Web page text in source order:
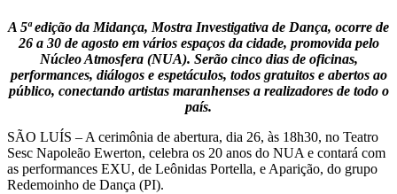
A 5ª edição da Midança, Mostra Investigativa de Dança, ocorre de
26 a 30 de agosto em vários espaços da cidade, promovida pelo
Núcleo Atmosfera (NUA). Serão cinco dias de oficinas,
performances, diálogos e espetáculos, todos gratuitos e abertos ao
público, conectando artistas maranhenses a realizadores de todo o
país.
SÃO LUÍS – A cerimônia de abertura, dia 26, às 18h30, no Teatro
Sesc Napoleão Ewerton, celebra os 20 anos do NUA e contará com
as performances EXU, de Leônidas Portella, e Aparição, do grupo
Redemoinho de Dança (PI).